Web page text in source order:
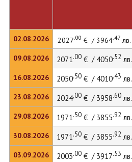
02.08.2026
09.08.2026
16.08.2026
23.08.2026
29.08.2026
30.08.2026
03.09.2026
2027.00 € / 3964.47 лв.
2071.00€ / 4050.52 лв.
2050.50€ / 4010.43 лв.
2024.00€ / 3958.60лв.
1971.50€ / 3855.92 лв.
1971.50€ / 3855.92 лв.
2003.00€ / 3917.53 лв.